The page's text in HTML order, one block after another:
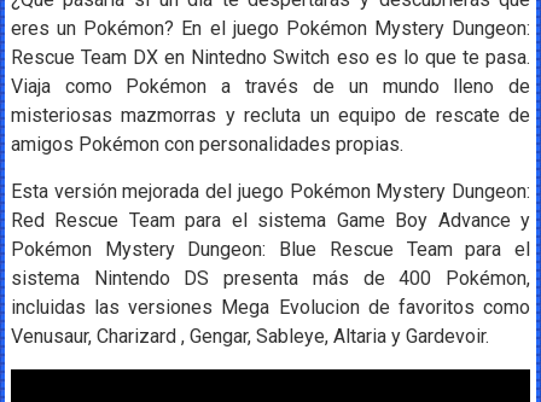
eres un Pokémon? En el juego Pokémon Mystery Dungeon:
Rescue Team DX en Nintedno Switch eso es lo que te pasa.
Viaja como Pokémon a través de un mundo lleno de
misteriosas mazmorras y recluta un equipo de rescate de
amigos Pokémon con personalidades propias.
Esta versión mejorada del juego Pokémon Mystery Dungeon:
Red Rescue Team para el sistema Game Boy Advance y
Pokémon Mystery Dungeon: Blue Rescue Team para el
sistema Nintendo DS presenta más de 400 Pokémon,
incluidas las versiones Mega Evolucion de favoritos como
Venusaur, Charizard , Gengar, Sableye, Altaria y Gardevoir.